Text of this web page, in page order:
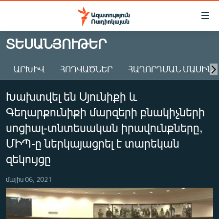
Մատչելիության
Անցնել
հիմնական
Անցնել
հիմնական
մենյուին
Որոնում
ԱԶԱՏՈՒԹՅՈՒՆ TV
ՀԱՅԱՍՏԱՆ
ԸՆՏՐՈՒԹՅՈՒՆՆԵՐ 2026
ԻՐԱՎՈՒՆՔ
ՀԱՍԱՐԱԿՈՒԹՅՈՒՆ
ՏՆՏԵՍՈՒԹՅՈՒՆ
ՊԱՏԵՐԱԶՄԻ 6 ՇԱԲԱԹՆԵՐԸ
ՏԱՐԱԾԱՇՐՋԱՆ
ՏԵՍԱՆՅՈՒԹԵՐ
ԱՐԽԻՎ ՀՈԴՎԱԾՆԵՐ ՀԱՂՈՐԴՄԱՆ ՄԱՍԻՆ
Խախտվել են Սյունիքի և
Գեղարքունիքի մարզերի բնակիչների
սոցիալ-տնտեսական իրավունքները,
ՄԻՊ-ը ներկայացրել է տարեկան
զեկույցը
մայիս 06, 2021